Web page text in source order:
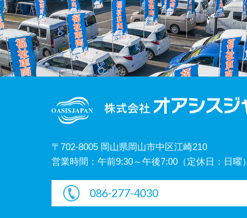
〒702-8005 岡山県岡山市中区江崎210
営業時間：午前9:30～午後7:00（定休日：日曜）
086-277-4030